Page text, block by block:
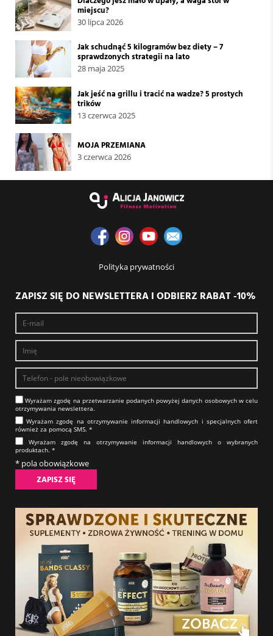
miejscu?
30 lipca 2026
Jak schudnąć 5 kilogramów bez diety – 7
sprawdzonych strategii na lato
28 maja 2025
Jak jeść na grillu i tracić na wadze? 5 prostych
trików
13 czerwca 2025
MOJA PRZEMIANA
3 czerwca 2026
Polityka prywatności
ZAPISZ SIĘ DO NEWSLETTERA I ODBIERZ RABAT -10%
Wyrażam zgodę na prze­twa­rza­nie po­da­nych powyżej danych osobowych w celu
otrzy­my­wa­nia new­slet­tera.​​​​​​​
Wyrażam zgodę na otrzy­my­wa­nie in­for­ma­cji han­dlo­wych i specjalnych ofert
również za pomocą SMS.​​​​​​​ *
Wyrażam zgodę na otrzy­my­wa­nie in­for­ma­cji han­dlo­wych o wybranych
produktach.​​​​​​​ *
* pola obowiązkowe